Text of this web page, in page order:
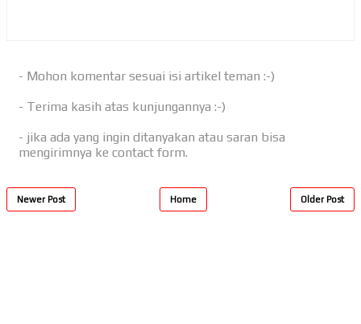
- Mohon komentar sesuai isi artikel teman :-)
- Terima kasih atas kunjungannya :-)
- jika ada yang ingin ditanyakan atau saran bisa
mengirimnya ke contact form.
Newer Post Older Post
Home